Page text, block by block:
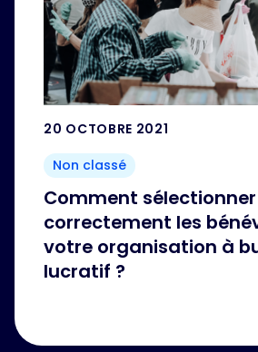
20 OCTOBRE 2021
Non classé
Comment sélectionner
correctement les
votre organisation à
lucratif ?